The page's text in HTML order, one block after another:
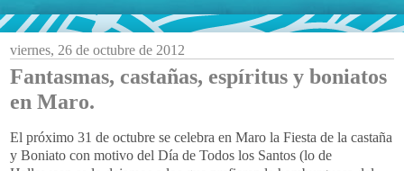
viernes, 26 de octubre de 2012
Fantasmas, castañas, espíritus y boniatos
en Maro.
El próximo 31 de octubre se celebra en Maro la Fiesta de la castaña
y Boniato con motivo del Día de Todos los Santos (lo de